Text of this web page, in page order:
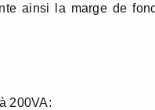
ainsi la marge de
200VA: